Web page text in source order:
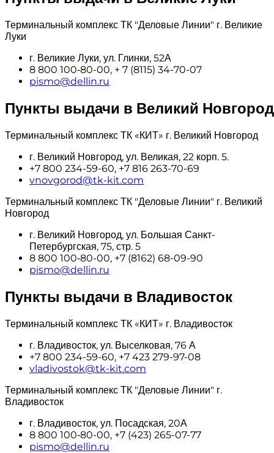
Терминальный комплекс ТК "Деловые Линии" г. Великие
Луки
г. Великие Луки, ул. Глинки, 52А
8 800 100‑80-00, + 7 (8115) 34-70-07
pismo@dellin.ru
Пункты выдачи в Великий Новгород
Терминальный комплекс ТК «КИТ» г. Великий Новгород
г. Великий Новгород, ул. Великая, 22 корп. 5.
+7 800 234-59-60, +7 816 263-70-69
vnovgorod@tk-kit.com
Терминальный комплекс ТК "Деловые Линии" г. Великий
Новгород
г. Великий Новгород, ул. Большая Санкт-
Петербургская, 75, стр. 5
8 800 100‑80-00, +7 (8162) 68-09-90
pismo@dellin.ru
Пункты выдачи в Владивосток
Терминальный комплекс ТК «КИТ» г. Владивосток
г. Владивосток, ул. Выселковая, 76 А
+7 800 234-59-60, +7 423 279-97-08
vladivostok@tk-kit.com
Терминальный комплекс ТК "Деловые Линии" г.
Владивосток
г. Владивосток, ул. Посадская, 20А
8 800 100‑80-00, +7 (423) 265-07-77
pismo@dellin.ru